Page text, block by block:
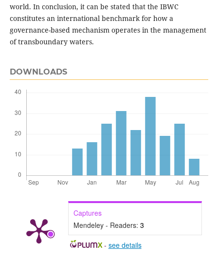
world. In conclusion, it can be stated that the IBWC
constitutes an international benchmark for how a
governance-based mechanism operates in the management
of transboundary waters.
DOWNLOADS
Captures
Mendeley - Readers: 3
- see details